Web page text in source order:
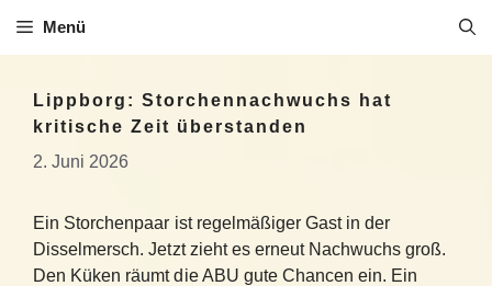
Inhalt
Menü
Lippborg: Storchennachwuchs hat
kritische Zeit überstanden
2. Juni 2026
Ein Storchenpaar ist regelmäßiger Gast in der
Disselmersch. Jetzt zieht es erneut Nachwuchs groß.
Den Küken räumt die ABU gute Chancen ein. Ein